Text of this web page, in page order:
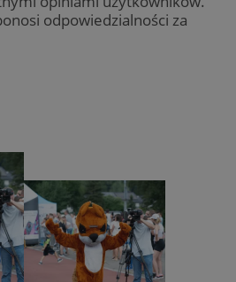
odpowiedzialności za